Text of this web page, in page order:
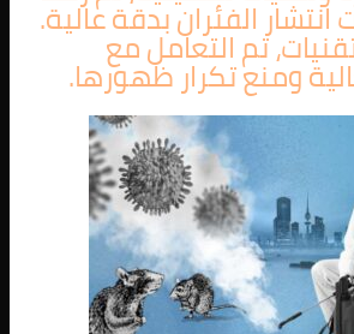
الفئران بدقة عالية.
تم التعامل مع
ومنع تكرار ظهورها.